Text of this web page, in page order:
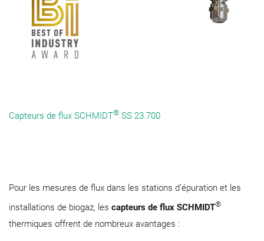
Capteurs de flux SCHMIDT® SS 23.700
Pour les mesures de flux dans les stations d’épuration et les
installations de biogaz, les capteurs de flux SCHMIDT®
thermiques offrent de nombreux avantages :